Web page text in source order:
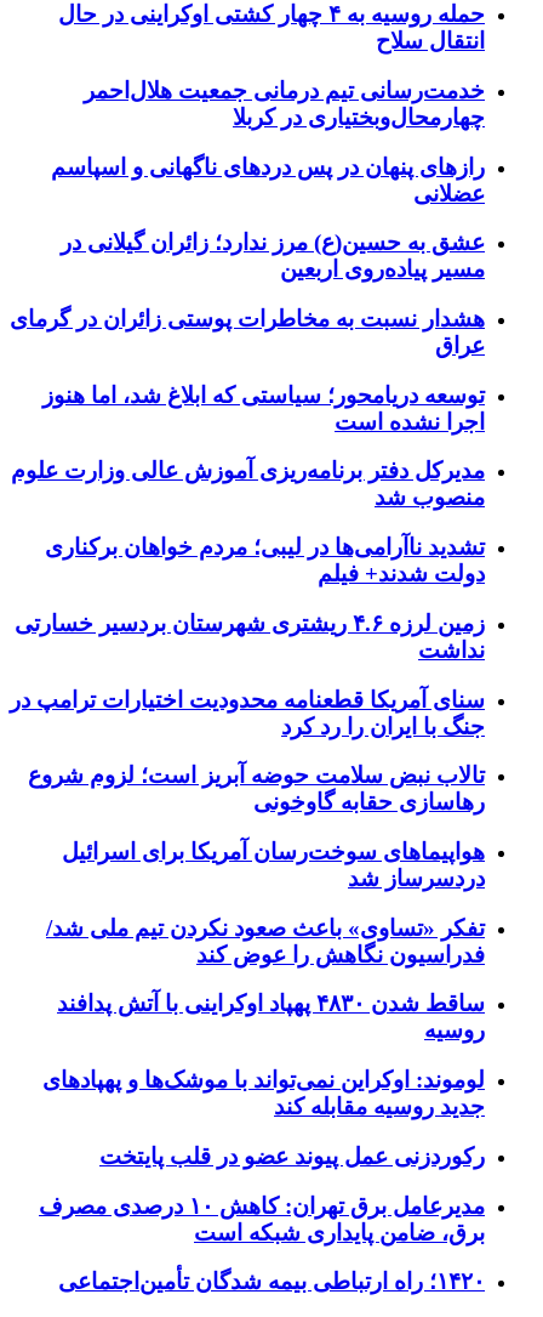
حمله روسیه به ۴ چهار کشتی اوکراینی در حال
انتقال سلاح
خدمت‌رسانی تیم درمانی جمعیت هلال‌احمر
چهارمحال‌وبختیاری در کربلا
رازهای پنهان در پس دردهای ناگهانی و اسپاسم
عضلانی
عشق به حسین(ع) مرز ندارد؛ زائران گیلانی در
مسیر پیاده‌روی اربعین
هشدار نسبت به مخاطرات پوستی زائران در گرمای
عراق
توسعه دریامحور؛ سیاستی که ابلاغ شد، اما هنوز
اجرا نشده است
مدیرکل دفتر برنامه‌ریزی آموزش عالی وزارت علوم
منصوب شد
تشدید ناآرامی‌ها در لیبی؛ مردم خواهان برکناری
دولت شدند+ فیلم
زمین لرزه ۴.۶ ریشتری شهرستان بردسیر خسارتی
نداشت
سنای آمریکا قطعنامه محدودیت اختیارات ترامپ در
جنگ با ایران را رد کرد
تالاب نبض سلامت حوضه آبریز است؛ لزوم شروع
رهاسازی حقابه گاوخونی
هواپیماهای سوخت‌رسان آمریکا برای اسرائیل
دردسرساز شد
تفکر «تساوی» باعث صعود نکردن تیم ملی شد/
فدراسیون نگاهش را عوض کند
ساقط شدن ۴۸۳۰ پهپاد اوکراینی با آتش پدافند
روسیه
لوموند: اوکراین نمی‌تواند با موشک‌ها و پهپادهای
جدید روسیه مقابله کند
رکوردزنی عمل پیوند عضو در قلب پایتخت
مدیرعامل برق تهران: کاهش ۱۰ درصدی مصرف
برق، ضامن پایداری شبکه است
۱۴۲۰؛ راه ارتباطی بیمه شدگان تأمین‌اجتماعی